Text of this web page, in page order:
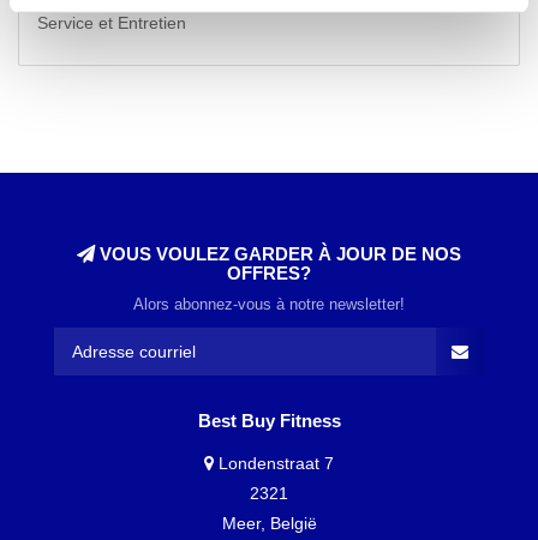
Service et Entretien
VOUS VOULEZ GARDER À JOUR DE NOS
OFFRES?
Alors abonnez-vous à notre newsletter!
Best Buy Fitness
Londenstraat 7
2321
Meer, België